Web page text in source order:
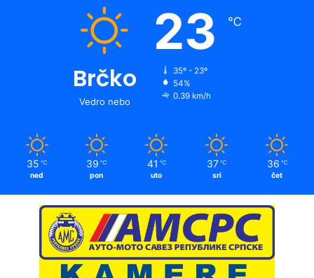
Brčko
Vedro nebo
23 ℃
35º - 23º
54%
0.39 km/h
35 ℃
ned
39 ℃
pon
41 ℃
uto
37 ℃
sri
36 ℃
čet